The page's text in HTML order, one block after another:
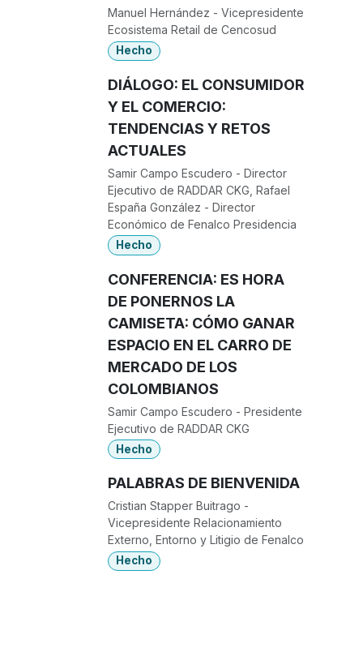
Manuel Hernández - Vicepresidente
Ecosistema Retail de Cencosud
Hecho
DIÁLOGO: EL CONSUMIDOR
Y EL COMERCIO:
TENDENCIAS Y RETOS
ACTUALES
Samir Campo Escudero - Director
Ejecutivo de RADDAR CKG, Rafael
España González - Director
Económico de Fenalco Presidencia
Hecho
CONFERENCIA: ES HORA
DE PONERNOS LA
CAMISETA: CÓMO GANAR
ESPACIO EN EL CARRO DE
MERCADO DE LOS
COLOMBIANOS
Samir Campo Escudero - Presidente
Ejecutivo de RADDAR CKG
Hecho
PALABRAS DE BIENVENIDA
Cristian Stapper Buitrago -
Vicepresidente Relacionamiento
Externo, Entorno y Litigio de Fenalco
Hecho